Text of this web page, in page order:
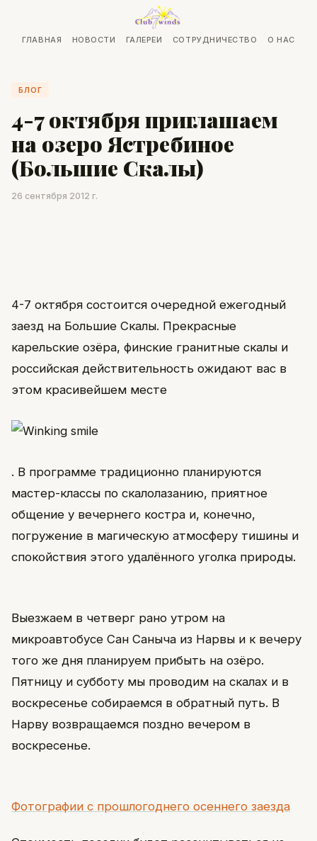
ГЛАВНАЯ НОВОСТИ ГАЛЕРЕИ СОТРУДНИЧЕСТВО О НАС
БЛОГ
4-7 октября приглашаем
на озеро Ястребиное
(Большие Скалы)
26 сентября 2012 г.
4-7 октября состоится очередной ежегодный
заезд на Большие Скалы. Прекрасные
карельские озёра, финские гранитные скалы и
российская действительность ожидают вас в
этом красивейшем месте
. В программе традиционно планируются
мастер-классы по скалолазанию, приятное
общение у вечернего костра и, конечно,
погружение в магическую атмосферу тишины и
спокойствия этого удалённого уголка природы.
Выезжаем в четверг рано утром на
микроавтобусе Сан Саныча из Нарвы и к вечеру
того же дня планируем прибыть на озёро.
Пятницу и субботу мы проводим на скалах и в
воскресенье собираемся в обратный путь. В
Нарву возвращаемся поздно вечером в
воскресенье.
Фотографии с прошлогоднего осеннего заезда